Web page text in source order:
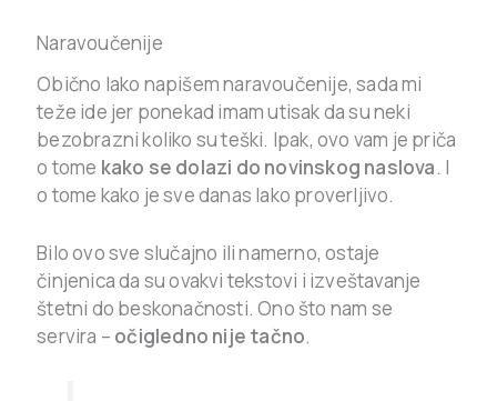
Naravoučenije
Obično lako napišem naravoučenije, sada mi
teže ide jer ponekad imam utisak da su neki
bezobrazni koliko su teški. Ipak, ovo vam je priča
o tome kako se dolazi do novinskog naslova. I
o tome kako je sve danas lako proverljivo.
Bilo ovo sve slučajno ili namerno, ostaje
činjenica da su ovakvi tekstovi i izveštavanje
štetni do beskonačnosti. Ono što nam se
servira – očigledno nije tačno.